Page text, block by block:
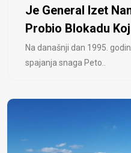
Je General Izet
Probio Blokadu
Na današnji dan 1995.
spajanja snaga Peto..